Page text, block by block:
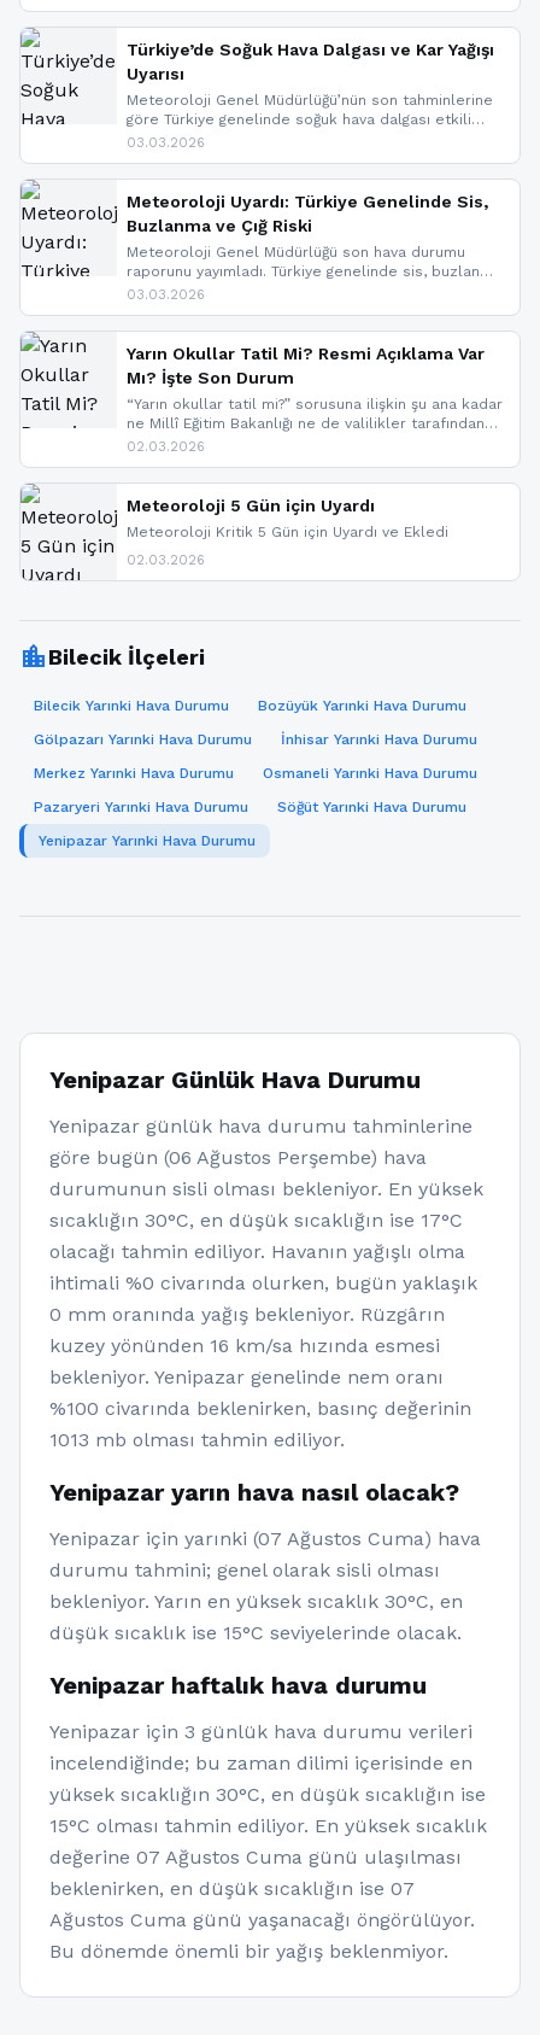
ise çığ tehlikesi bulunuyor. İç kesimlerde sis ve pus
nedeniyle görüş mesafesinde azalma
yaşanabileceği belirtiliyor.
Türkiye’de Soğuk Hava Dalgası ve Kar Yağışı
Uyarısı
Meteoroloji Genel Müdürlüğü’nün son tahminlerine
göre Türkiye genelinde soğuk hava dalgası etkili
oluyor. Birçok il için kar yağışı ve buzlanma uyarısı
03.03.2026
Meteoroloji Uyardı: Türkiye Genelinde Sis,
Buzlanma ve Çığ Riski
Meteoroloji Genel Müdürlüğü son hava durumu
raporunu yayımladı. Türkiye genelinde sis, buzlanma
ve don beklenirken Doğu Anadolu ve Doğu
yapıldı. İşte son dakika meteoroloji gelişmeleri.
03.03.2026
Yarın Okullar Tatil Mi? Resmi Açıklama Var
Mı? İşte Son Durum
“Yarın okullar tatil mi?” sorusuna ilişkin şu ana kadar
ne Millî Eğitim Bakanlığı ne de valilikler tarafından
yapılmış resmi bir tatil açıklaması bulunmamaktadır.
paylaşacağız. En hızlı şekilde haberdar olmak için
sitemizi takip edebilir ve bildirimleri açabilirsiniz.
02.03.2026
Meteoroloji 5 Gün için Uyardı
Meteoroloji Kritik 5 Gün için Uyardı ve Ekledi
02.03.2026
location_cityBilecik İlçeleri
Bilecik Yarınki Hava Durumu
Bozüyük Yarınki Hava Durumu
Gölpazarı Yarınki Hava Durumu
İnhisar Yarınki Hava Durumu
Merkez Yarınki Hava Durumu
Osmaneli Yarınki Hava Durumu
Pazaryeri Yarınki Hava Durumu
Söğüt Yarınki Hava Durumu
Yenipazar Yarınki Hava Durumu
Yenipazar Günlük Hava Durumu
Yenipazar günlük hava durumu tahminlerine
göre bugün (06 Ağustos Perşembe) hava
durumunun sisli olması bekleniyor. En yüksek
sıcaklığın 30°C, en düşük sıcaklığın ise 17°C
olacağı tahmin ediliyor. Havanın yağışlı olma
ihtimali %0 civarında olurken, bugün yaklaşık
0 mm oranında yağış bekleniyor. Rüzgârın
kuzey yönünden 16 km/sa hızında esmesi
bekleniyor. Yenipazar genelinde nem oranı
%100 civarında beklenirken, basınç değerinin
1013 mb olması tahmin ediliyor.
Yenipazar yarın hava nasıl olacak?
Yenipazar için yarınki (07 Ağustos Cuma) hava
durumu tahmini; genel olarak sisli olması
bekleniyor. Yarın en yüksek sıcaklık 30°C, en
düşük sıcaklık ise 15°C seviyelerinde olacak.
Yenipazar haftalık hava durumu
Yenipazar için 3 günlük hava durumu verileri
incelendiğinde; bu zaman dilimi içerisinde en
yüksek sıcaklığın 30°C, en düşük sıcaklığın ise
15°C olması tahmin ediliyor. En yüksek sıcaklık
değerine 07 Ağustos Cuma günü ulaşılması
beklenirken, en düşük sıcaklığın ise 07
Ağustos Cuma günü yaşanacağı öngörülüyor.
Bu dönemde önemli bir yağış beklenmiyor.